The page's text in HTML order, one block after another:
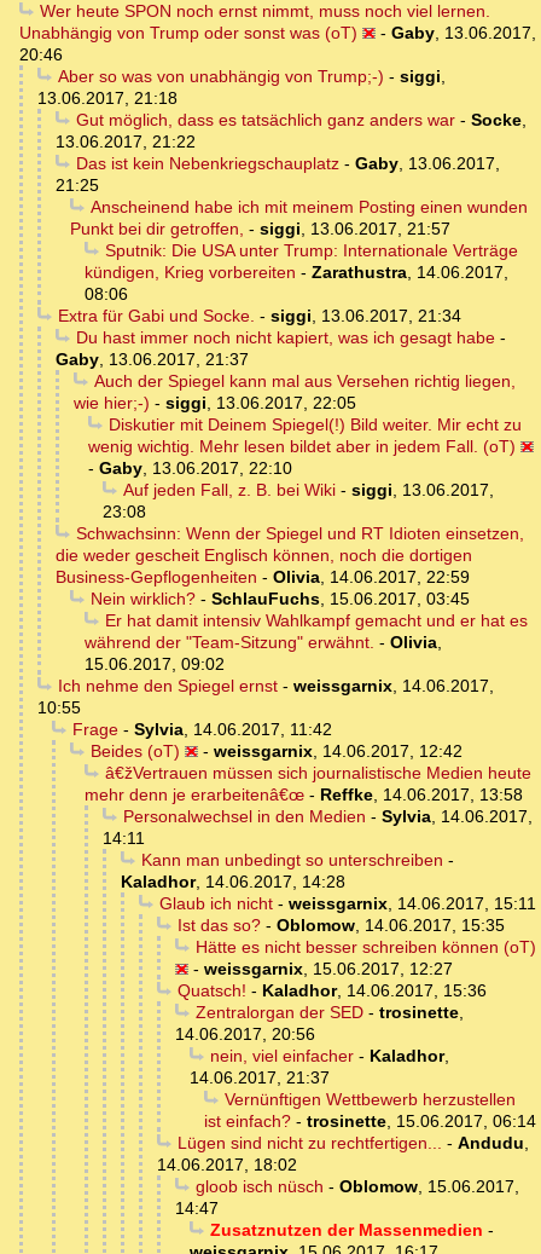
Wer heute SPON noch ernst nimmt, muss noch viel lernen.
Unabhängig von Trump oder sonst was (oT)
- Gaby, 13.06.2017,
20:46
Aber so was von unabhängig von Trump;-) - siggi,
13.06.2017, 21:18
Gut möglich, dass es tatsächlich ganz anders war- Socke,
13.06.2017, 21:22
Das ist kein Nebenkriegschauplatz- Gaby, 13.06.2017,
21:25
Anscheinend habe ich mit meinem Posting einen wunden
Punkt bei dir getroffen, - siggi, 13.06.2017, 21:57
Sputnik: Die USA unter Trump: Internationale Verträge
kündigen, Krieg vorbereiten - Zarathustra, 14.06.2017,
08:06
Extra für Gabi und Socke. - siggi, 13.06.2017, 21:34
Du hast immer noch nicht kapiert, was ich gesagt habe-
Gaby, 13.06.2017, 21:37
Auch der Spiegel kann mal aus Versehen richtig liegen,
wie hier;-) - siggi, 13.06.2017, 22:05
Diskutier mit Deinem Spiegel(!) Bild weiter. Mir echt zu
wenig wichtig. Mehr lesen bildet aber in jedem Fall. (oT)
- Gaby, 13.06.2017, 22:10
Auf jeden Fall, z. B. bei Wiki- siggi, 13.06.2017,
23:08
Schwachsinn: Wenn der Spiegel und RT Idioten einsetzen,
die weder gescheit Englisch können, noch die dortigen
Business-Gepflogenheiten - Olivia, 14.06.2017, 22:59
Nein wirklich?- SchlauFuchs, 15.06.2017, 03:45
Er hat damit intensiv Wahlkampf gemacht und er hat es
während der "Team-Sitzung" erwähnt. - Olivia,
15.06.2017, 09:02
Ich nehme den Spiegel ernst- weissgarnix, 14.06.2017,
10:55
Frage- Sylvia, 14.06.2017, 11:42
Beides (oT)
- weissgarnix, 14.06.2017, 12:42
â€žVertrauen müssen sich journalistische Medien heute
mehr denn je erarbeitenâ€œ - Reffke, 14.06.2017, 13:58
Personalwechsel in den Medien - Sylvia, 14.06.2017,
14:11
Kann man unbedingt so unterschreiben -
Kaladhor, 14.06.2017, 14:28
Glaub ich nicht- weissgarnix, 14.06.2017, 15:11
Ist das so?- Oblomow, 14.06.2017, 15:35
Hätte es nicht besser schreiben können (oT)
- weissgarnix, 15.06.2017, 12:27
Quatsch! - Kaladhor, 14.06.2017, 15:36
Zentralorgan der SED- trosinette,
14.06.2017, 20:56
nein, viel einfacher- Kaladhor,
14.06.2017, 21:37
Vernünftigen Wettbewerb herzustellen
ist einfach? - trosinette, 15.06.2017, 06:14
Lügen sind nicht zu rechtfertigen... - Andudu,
14.06.2017, 18:02
gloob isch nüsch - Oblomow, 15.06.2017,
14:47
Zusatznutzen der Massenmedien -